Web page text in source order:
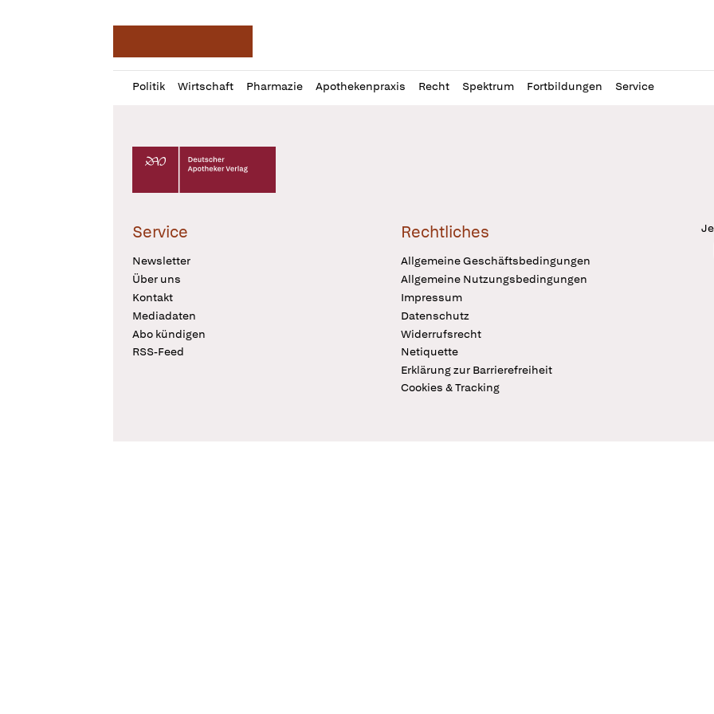
Politik Wirtschaft Pharmazie Apothekenpraxis Recht Spektrum Fortbildungen Service
Profil
öffnen
Daz
Pur
Deutscher Apotheker Verlag Logo
Service
Newsletter
Über uns
Kontakt
Mediadaten
Abo kündigen
RSS-Feed
Rechtliches
Allgemeine Geschäftsbedingungen
Allgemeine Nutzungsbedingungen
Impressum
Datenschutz
Widerrufsrecht
Netiquette
Erklärung zur Barrierefreiheit
Cookies & Tracking